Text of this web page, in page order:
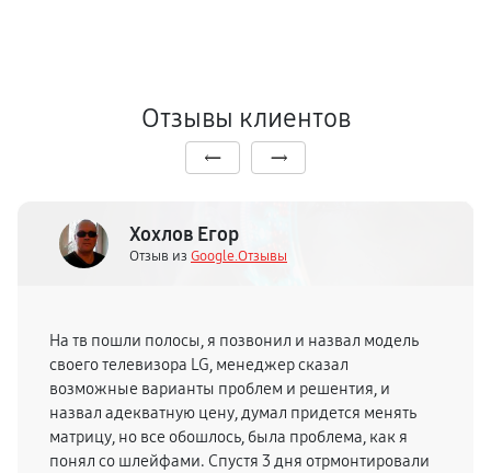
Отзывы клиентов
Хохлов Егор
Отзыв из Google.Отзывы
На тв пошли полосы, я позвонил и назвал модель
своего телевизора LG, менеджер сказал
возможные варианты проблем и решентия, и
назвал адекватную цену, думал придется менять
матрицу, но все обошлось, была проблема, как я
понял со шлейфами. Спустя 3 дня отрмонтировали